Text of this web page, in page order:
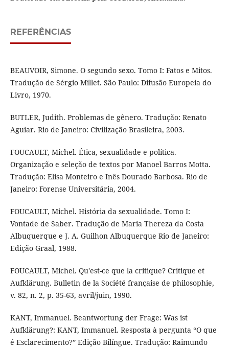
REFERÊNCIAS
BEAUVOIR, Simone. O segundo sexo. Tomo I: Fatos e Mitos.
Tradução de Sérgio Millet. São Paulo: Difusão Europeia do
Livro, 1970.
BUTLER, Judith. Problemas de gênero. Tradução: Renato
Aguiar. Rio de Janeiro: Civilização Brasileira, 2003.
FOUCAULT, Michel. Ética, sexualidade e política.
Organização e seleção de textos por Manoel Barros Motta.
Tradução: Elisa Monteiro e Inês Dourado Barbosa. Rio de
Janeiro: Forense Universitária, 2004.
FOUCAULT, Michel. História da sexualidade. Tomo I:
Vontade de Saber. Tradução de Maria Thereza da Costa
Albuquerque e J. A. Guilhon Albuquerque Rio de Janeiro:
Edição Graal, 1988.
FOUCAULT, Michel. Qu'est-ce que la critique? Critique et
Aufklärung. Bulletin de la Société française de philosophie,
v. 82, n. 2, p. 35-63, avril/juin, 1990.
KANT, Immanuel. Beantwortung der Frage: Was ist
Aufklärung?: KANT, Immanuel. Resposta à pergunta “O que
é Esclarecimento?” Edição Bilíngue. Tradução: Raimundo